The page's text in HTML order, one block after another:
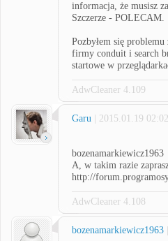
informacja, że musisz
Szczerze - POLECAM.
Pozbyłem się
firmy conduit i search
startowe w
AdwCleaner 4.109
Garu | 2015.01.19 02:02
bozenamarkiewicz1963
A, w takim razie
http://
AdwCleaner 4.108
bozenamarkiewicz1963